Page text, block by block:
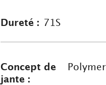
Dureté : 71S
Concept de
jante :
Polymer